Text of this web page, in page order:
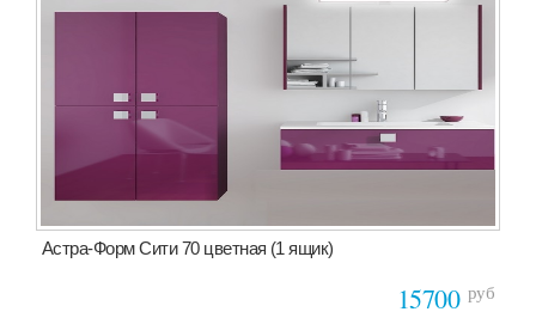
Астра-Форм Сити 70 цветная (1 ящик)
15700 руб